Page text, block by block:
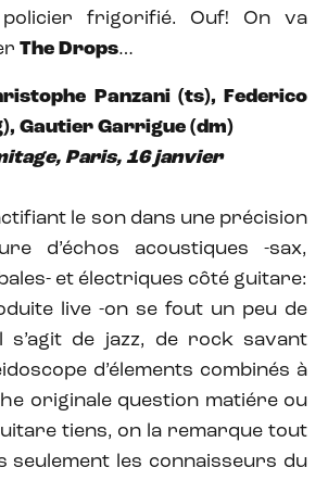
policier frigorifié. Ouf! On va
The Drops…
Panzani (ts), Federico
Gautier Garrigue (dm)
Paris, 16 janvier
le son dans une précision
d’échos acoustiques -sax,
et électriques côté guitare:
live -on se fout un peu de
s’agit de jazz, de rock savant
d’élements combinés à
originale question matiére ou
tiens, on la remarque tout
seulement les connaisseurs du